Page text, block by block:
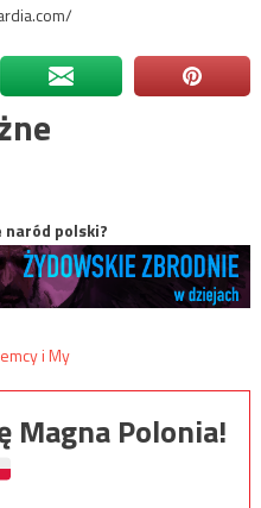
naród polski?
Magna Polonia!